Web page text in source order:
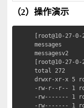
（2）操作演示
[root@10-27-0-
messages
messagesv2
[root@10-27-
total 272
drwxr-xr-x 5
-rw-r--r-- 1
-rw------- 1
-rw------- 1